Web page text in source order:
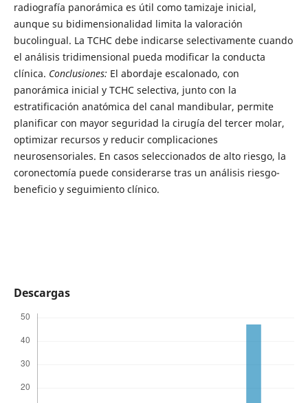
radiografía panorámica es útil como tamizaje inicial,
aunque su bidimensionalidad limita la valoración
bucolingual. La TCHC debe indicarse selectivamente cuando
el análisis tridimensional pueda modificar la conducta
clínica. Conclusiones: El abordaje escalonado, con
panorámica inicial y TCHC selectiva, junto con la
estratificación anatómica del canal mandibular, permite
planificar con mayor seguridad la cirugía del tercer molar,
optimizar recursos y reducir complicaciones
neurosensoriales. En casos seleccionados de alto riesgo, la
coronectomía puede considerarse tras un análisis riesgo-
beneficio y seguimiento clínico.
Descargas